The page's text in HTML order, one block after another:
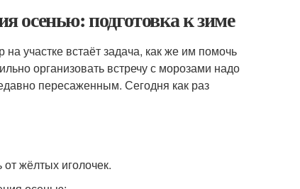
осенью: подготовка к зиме
участке встаёт задача, как же им помочь
организовать встречу с морозами надо
пересаженным. Сегодня как раз
жёлтых иголочек.